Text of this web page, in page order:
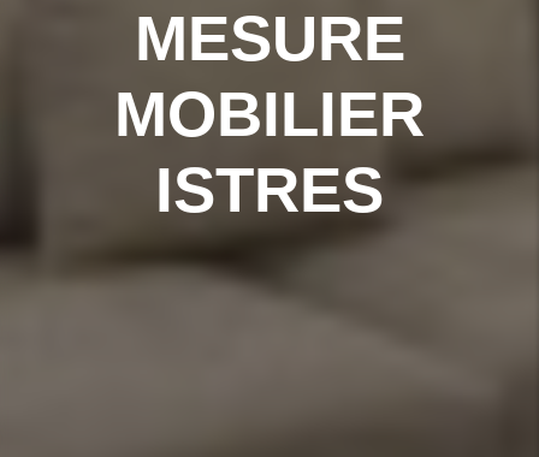
MESURE
MOBILIER
ISTRES